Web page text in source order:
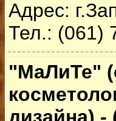
Адрес:
Тел.: (061)
"МаЛиТе"